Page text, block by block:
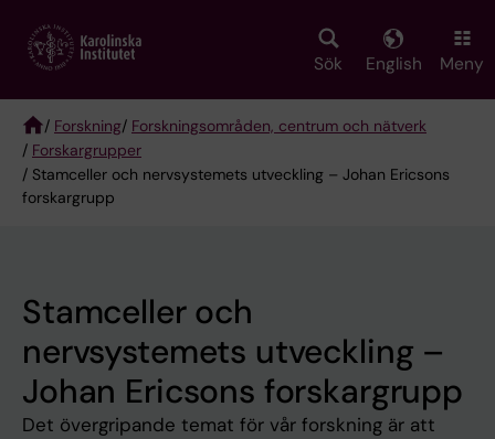
main
Sök English Meny
Breadcrumb
/ Forskning/ Forskningsområden, centrum och nätverk
/ Forskargrupper
/ Stamceller och nervsystemets utveckling – Johan Ericsons
forskargrupp
Stamceller och
nervsystemets utveckling –
Johan Ericsons forskargrupp
Det övergripande temat för vår forskning är att